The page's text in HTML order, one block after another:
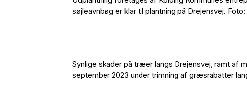
søjleavnbøg er klar til plantning på Drejensvej.
Synlige skader på træer langs Drejensvej, ramt af
september 2023 under trimning af græsrabatter